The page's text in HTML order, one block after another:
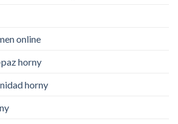
online
horny
horny